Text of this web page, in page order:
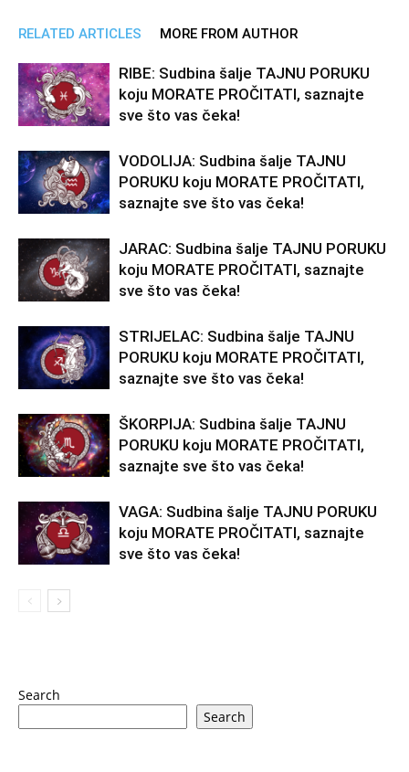
RELATED ARTICLES MORE FROM AUTHOR
RIBE: Sudbina šalje TAJNU PORUKU
koju MORATE PROČITATI, saznajte
sve što vas čeka!
VODOLIJA: Sudbina šalje TAJNU
PORUKU koju MORATE PROČITATI,
saznajte sve što vas čeka!
JARAC: Sudbina šalje TAJNU PORUKU
koju MORATE PROČITATI, saznajte
sve što vas čeka!
STRIJELAC: Sudbina šalje TAJNU
PORUKU koju MORATE PROČITATI,
saznajte sve što vas čeka!
ŠKORPIJA: Sudbina šalje TAJNU
PORUKU koju MORATE PROČITATI,
saznajte sve što vas čeka!
VAGA: Sudbina šalje TAJNU PORUKU
koju MORATE PROČITATI, saznajte
sve što vas čeka!
Search
Search